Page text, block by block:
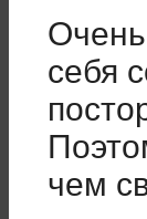
себя
чем